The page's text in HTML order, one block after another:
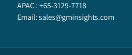
APAC :+65-3129-7718
Email:sales@gminsights.com